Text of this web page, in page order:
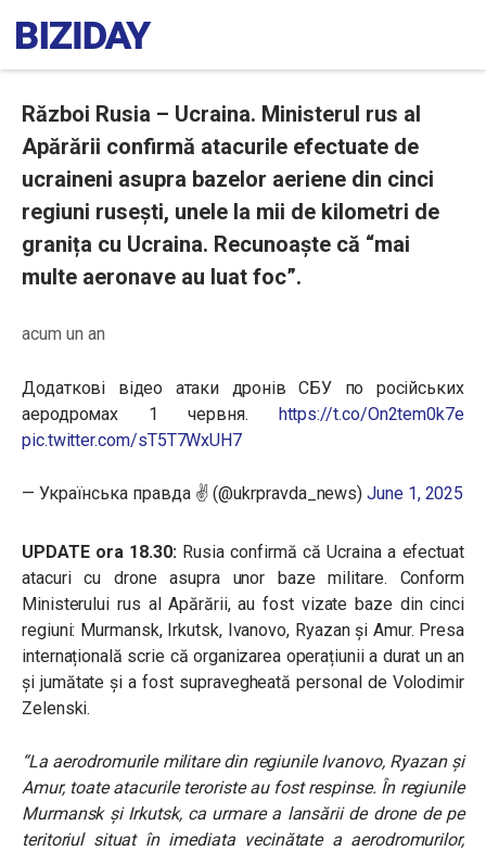
Război Rusia – Ucraina. Ministerul rus al
Apărării confirmă atacurile efectuate de
ucraineni asupra bazelor aeriene din cinci
regiuni rusești, unele la mii de kilometri de
granița cu Ucraina. Recunoaște că “mai
multe aeronave au luat foc”.
acum un an
Додаткові відео атаки дронів СБУ по російських
аеродромах 1 червня. https://t.co/On2tem0k7e
pic.twitter.com/sT5T7WxUH7
— Українська правда ✌️ (@ukrpravda_news)June 1, 2025
UPDATE ora 18.30: Rusia confirmă că Ucraina a efectuat
atacuri cu drone asupra unor baze militare. Conform
Ministerului rus al Apărării, au fost vizate baze din cinci
regiuni: Murmansk, Irkutsk, Ivanovo, Ryazan și Amur. Presa
internațională scrie că organizarea operațiunii a durat un an
și jumătate și a fost supravegheată personal de Volodimir
Zelenski.
“La aerodromurile militare din regiunile Ivanovo, Ryazan și
Amur, toate atacurile teroriste au fost respinse. În regiunile
Murmansk și Irkutsk, ca urmare a lansării de drone de pe
teritoriul situat în imediata vecinătate a aerodromurilor,